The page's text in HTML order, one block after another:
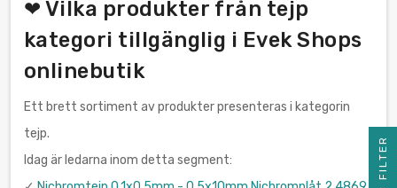
❤ Vilka produkter från tejp
kategori tillgänglig i Evek Shops
onlinebutik
Ett brett sortiment av produkter presenteras i kategorin
tejp.
Idag är ledarna inom detta segment:
R